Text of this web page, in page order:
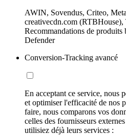
AWIN, Sovendus, Criteo,
creativecdn.com
Recommandations de produits
Defender
Conversion-Tracking avancé
En acceptant ce service, nous
et optimiser l'efficacité de nos
faire, nous comparons vos
celles des fournisseurs
utilisiez déjà leurs services :